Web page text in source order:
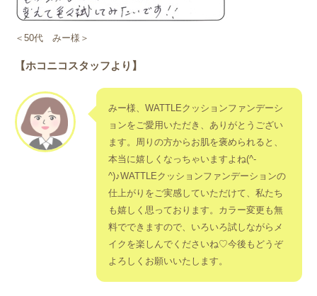
＜50代 みー様＞
【ホコニコスタッフより】
みー様、WATTLEクッションファンデーシ
ョンをご愛用いただき、ありがとうござい
ます。周りの方からお肌を褒められると、
本当に嬉しくなっちゃいますよね(^-
^)♪WATTLEクッションファンデーションの
仕上がりをご実感していただけて、私たち
も嬉しく思っております。カラー変更も無
料でできますので、いろいろ試しながらメ
イクを楽しんでくださいね♡今後もどうぞ
よろしくお願いいたします。